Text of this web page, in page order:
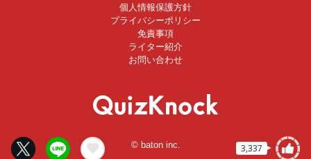
3,337
個人情報保護方針
プライバシーポリシー
免責事項
ライター紹介
お問い合わせ
© baton inc.